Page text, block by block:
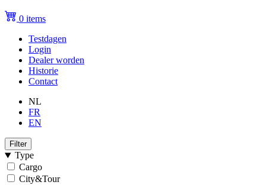
0 items
Topmenu
(niet
ingelogd)
Testdagen
Login
Dealer worden
Historie
Contact
NL
FR
EN
Filter
Type
Cargo
City&Tour